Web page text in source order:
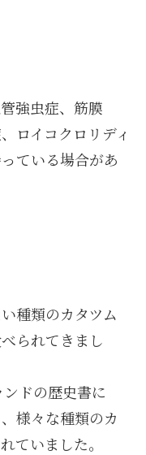
強虫症、筋膜
ロイコクロリディ
ている場合があ
種類のカタツム
られてきまし
ドの歴史書に
様々な種類のカ
ていました。